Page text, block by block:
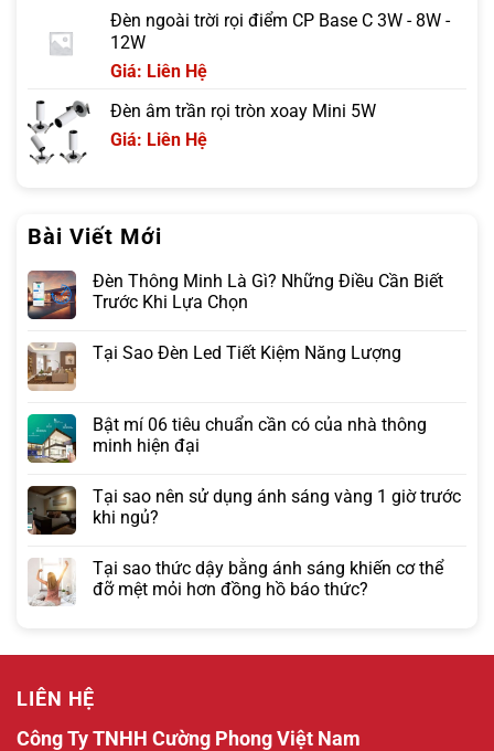
Đèn ngoài trời rọi điểm CP Base C 3W - 8W -
12W
Giá: Liên Hệ
Đèn âm trần rọi tròn xoay Mini 5W
Giá: Liên Hệ
Bài Viết Mới
Đèn Thông Minh Là Gì? Những Điều Cần Biết
Trước Khi Lựa Chọn
Tại Sao Đèn Led Tiết Kiệm Năng Lượng
Bật mí 06 tiêu chuẩn cần có của nhà thông
minh hiện đại
Tại sao nên sử dụng ánh sáng vàng 1 giờ trước
khi ngủ?
Tại sao thức dậy bằng ánh sáng khiến cơ thể
đỡ mệt mỏi hơn đồng hồ báo thức?
LIÊN HỆ
Công Ty TNHH Cường Phong Việt Nam